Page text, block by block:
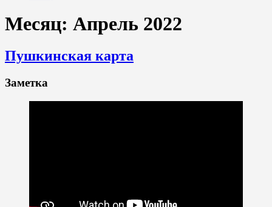
Месяц: Апрель 2022
Пушкинская карта
Заметка